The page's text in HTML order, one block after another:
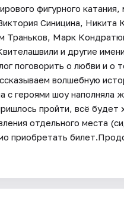
фигурного
Синицина, Никита
Марк
и другие
поговорить о любви и о
волшебную
с героями шоу наполняла
пройти, всё
отдельного места
приобретать